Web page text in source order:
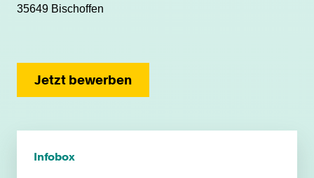
35649 Bischoffen
Jetzt bewerben
Infobox